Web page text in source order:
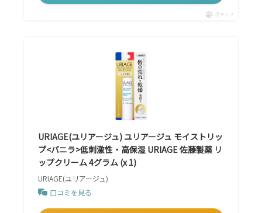
ポチップ
URIAGE(ユリアージュ) ユリアージュ モイストリッ
プ<バニラ>低刺激性・高保湿 URIAGE 佐藤製薬 リ
ップクリーム 4グラム (x 1)
URIAGE(ユリアージュ)
口コミを見る